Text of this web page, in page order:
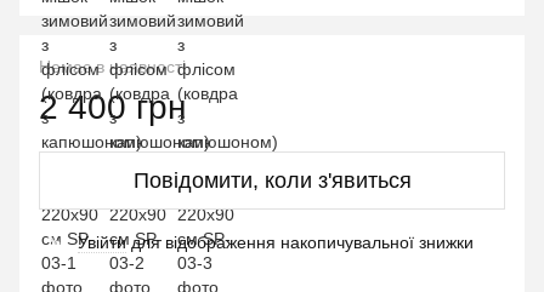
Немає в наявності
2 400 грн
Повідомити, коли з'явиться
% Увійтидля відображення накопичувальної знижки